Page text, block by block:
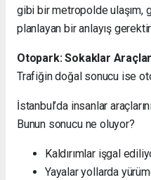
gibi bir metropolde ulaşım,
planlayan bir anlayış
Otopark: Sokaklar
Trafiğin doğal sonucu ise
İstanbul’da insanlar
Bunun sonucu ne oluyor?
Kaldırımlar işgal
Yayalar yollarda